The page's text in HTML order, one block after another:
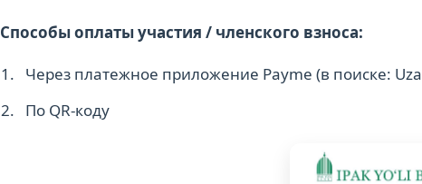
Способы оплаты участия / членского взноса:
Через платежное приложение Payme (в поиске:
По QR-коду